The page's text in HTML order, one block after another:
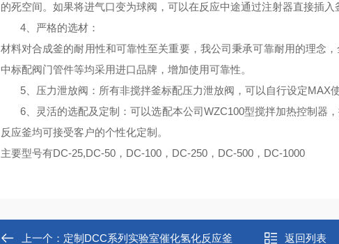
的死空间。如果将进气口变为球阀，可以在反应中途通过注射器直接插入
4、 严格的选材：
材料对合成釜的耐用性和可靠性至关重要，我公司秉承可靠耐用的理念
中标配阀门管件等均采用进口品牌，增加使用可靠性。
5、 压力泄放阀 ： 所有非搅拌釜标配压力泄放阀，可以自行设定MAX
6、
灵活的选配及定制 ：可以选配本公司WZC100型搅拌加热控制器
反应釜均可接受客户的个性化定制。
主要型号有DC-25,DC-50，DC-100，DC-250，DC-500，DC-1000
上一个： 定制DCC系列实验室催化氢化反应釜 返回列表